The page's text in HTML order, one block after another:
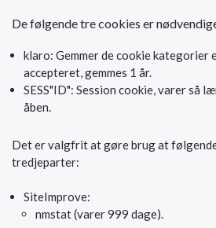
De følgende tre cookies er
klaro: Gemmer de cookie kategorier
accepteret, gemmes 1 år.
SESS"ID": Session cookie, varer så
åben.
Det er valgfrit at gøre brug at
tredjeparter:
SiteImprove:
nmstat (varer 999 dage).